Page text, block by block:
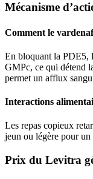
Mécanisme
Comment le
En bloquant la PDE5,
GMPc, ce qui détend
permet un afflux
Interactions
Les repas copieux
jeun ou légère pour
Prix du Levitra